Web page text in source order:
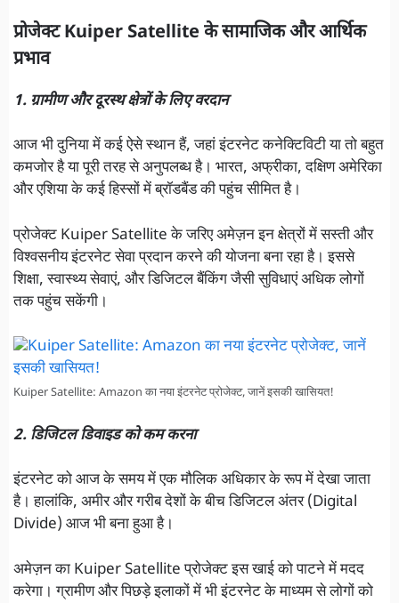
प्रोजेक्ट Kuiper Satellite के सामाजिक और आर्थिक
प्रभाव
1. ग्रामीण और दूरस्थ क्षेत्रों के लिए वरदान
आज भी दुनिया में कई ऐसे स्थान हैं, जहां इंटरनेट कनेक्टिविटी या तो बहुत
कमजोर है या पूरी तरह से अनुपलब्ध है। भारत, अफ्रीका, दक्षिण अमेरिका
और एशिया के कई हिस्सों में ब्रॉडबैंड की पहुंच सीमित है।
प्रोजेक्ट Kuiper Satellite के जरिए अमेज़न इन क्षेत्रों में सस्ती और
विश्वसनीय इंटरनेट सेवा प्रदान करने की योजना बना रहा है। इससे
शिक्षा, स्वास्थ्य सेवाएं, और डिजिटल बैंकिंग जैसी सुविधाएं अधिक लोगों
तक पहुंच सकेंगी।
Kuiper Satellite: Amazon का नया इंटरनेट प्रोजेक्ट, जानें इसकी खासियत!
2. डिजिटल डिवाइड को कम करना
इंटरनेट को आज के समय में एक मौलिक अधिकार के रूप में देखा जाता
है। हालांकि, अमीर और गरीब देशों के बीच डिजिटल अंतर (Digital
Divide) आज भी बना हुआ है।
अमेज़न का Kuiper Satellite प्रोजेक्ट इस खाई को पाटने में मदद
करेगा। ग्रामीण और पिछड़े इलाकों में भी इंटरनेट के माध्यम से लोगों को